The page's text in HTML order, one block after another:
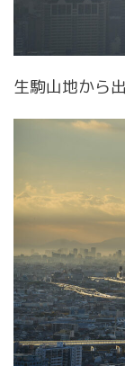
生駒山地から